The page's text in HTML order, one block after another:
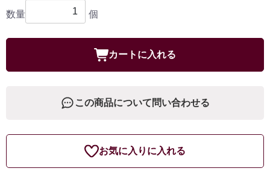
数量 個
カートに入れる
この商品について問い合わせる
お気に入りに入れる